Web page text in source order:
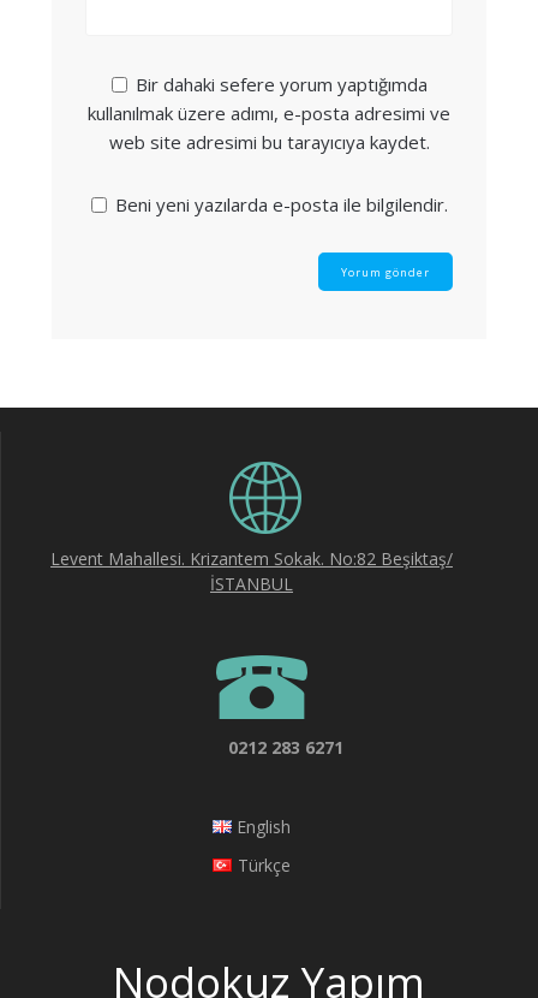
Bir dahaki sefere yorum yaptığımda
kullanılmak üzere adımı, e-posta adresimi ve
web site adresimi bu tarayıcıya kaydet.
Beni yeni yazılarda e-posta ile bilgilendir.
Levent Mahallesi. Krizantem Sokak. No:82 Beşiktaş/
İSTANBUL
0212 283 6271
English
Türkçe
Nodokuz Yapım